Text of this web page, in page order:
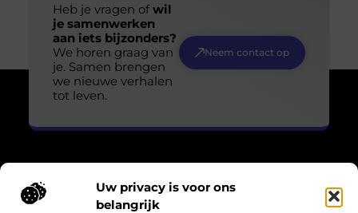
Uw privacy is voor ons
belangrijk
Heb je vragen ofwil
je samenwerken
aan iets bijzonders?
We horen graag van
je. Samen brengen
we nieuwe verhalen
tot leven.
Neem contact op
Over Losser Digitaal
“Kijk omhoog. Vind het wonder in het gewone.”